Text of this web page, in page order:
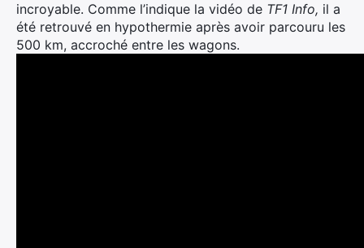
incroyable. Comme l’indique la vidéo de TF1 Info, il a
été retrouvé en hypothermie après avoir parcouru les
500 km, accroché entre les wagons.